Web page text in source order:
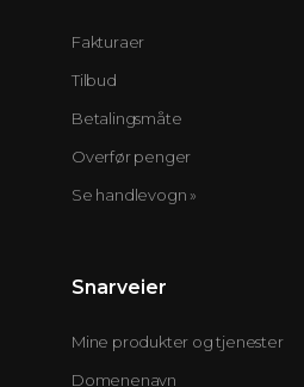
Fakturaer
Tilbud
Betalingsmåte
Overfør penger
Se handlevogn »
Snarveier
Mine produkter og tjenester
Domenenavn